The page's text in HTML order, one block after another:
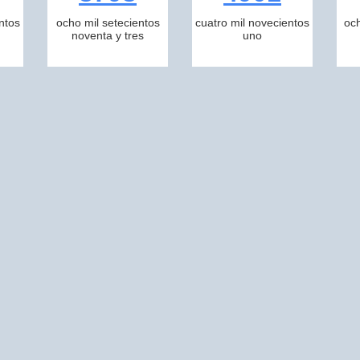
ocho mil setecientos
noventa y tres
cuatro mil novecientos
uno